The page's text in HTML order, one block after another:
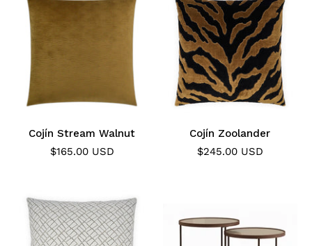
Cojín Stream Walnut
$165.00 USD
Cojín Zoolander
$245.00 USD